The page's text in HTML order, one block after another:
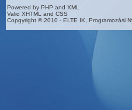
Powered by PHP and XML
Valid XHTML and CSS
Copgyright © 2010 - ELTE IK, Programozási